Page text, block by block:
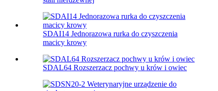
SDAI14 Jednorazowa rurka do czyszczenia
macicy krowy
SDAL64 Rozszerzacz pochwy u krów i owiec